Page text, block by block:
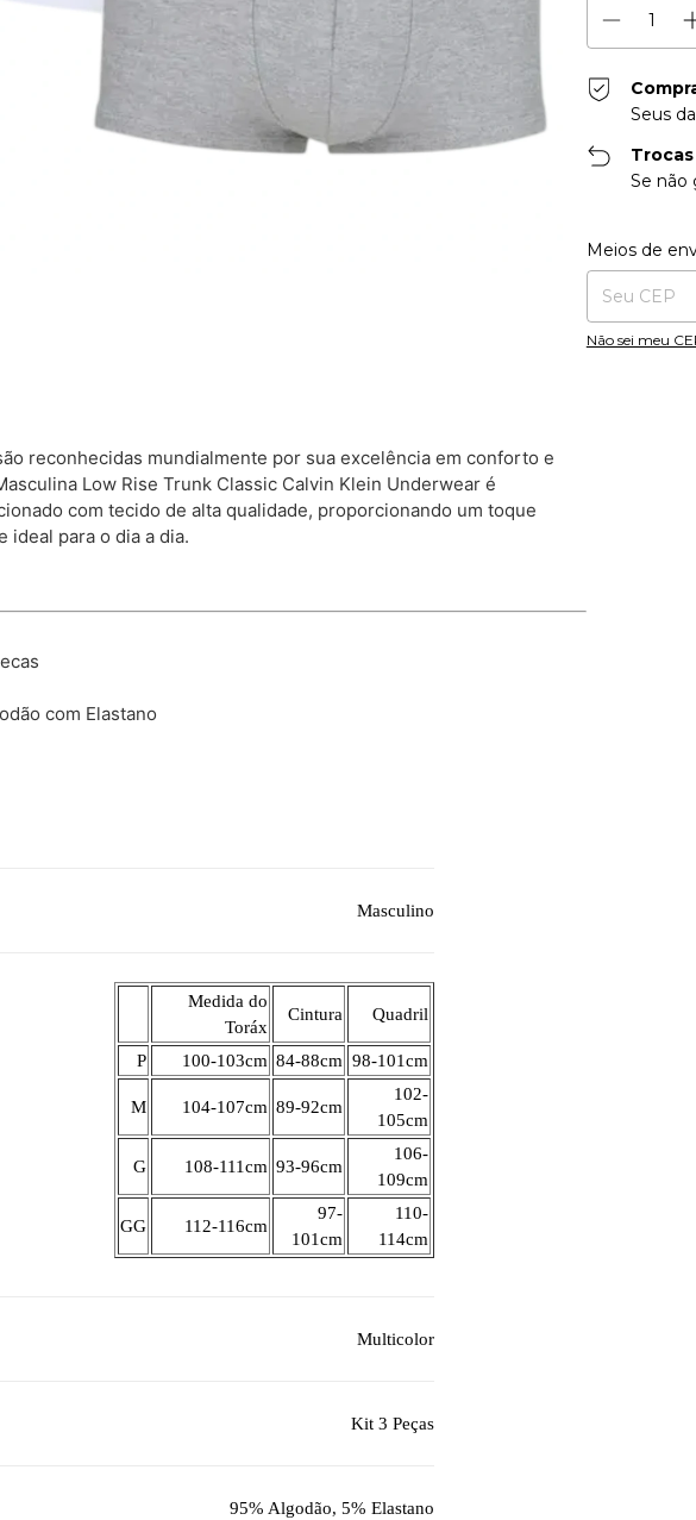
Seus
Se não
Entregas para o
Meios de
Não sei meu
reconhecidas mundialmente por sua excelência em conforto e
Low Rise Trunk Classic Calvin Klein Underwear é
com tecido de alta qualidade, proporcionando um toque
ideal para o dia a dia.
com Elastano
Masculino
Medida do
Toráx
Cintura Quadril
P 100-103cm 84-88cm 98-101cm
M 104-107cm 89-92cm
102-
105cm
G 108-111cm 93-96cm
106-
109cm
GG 112-116cm
97-
101cm
110-
114cm
Multicolor
Kit 3 Peças
95% Algodão, 5% Elastano